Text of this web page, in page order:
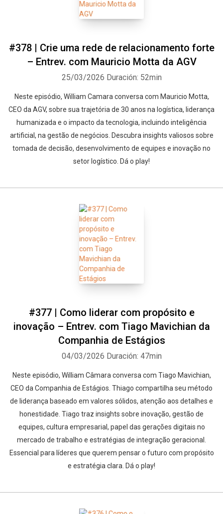
#378 | Crie uma rede de relacionamento forte
– Entrev. com Mauricio Motta da AGV
25/03/2026 Duración: 52min
Neste episódio, William Camara conversa com Mauricio Motta,
CEO da AGV, sobre sua trajetória de 30 anos na logística, liderança
humanizada e o impacto da tecnologia, incluindo inteligência
artificial, na gestão de negócios. Descubra insights valiosos sobre
tomada de decisão, desenvolvimento de equipes e inovação no
setor logístico. Dá o play!
#377 | Como liderar com propósito e
inovação – Entrev. com Tiago Mavichian da
Companhia de Estágios
04/03/2026 Duración: 47min
Neste episódio, William Câmara conversa com Tiago Mavichian,
CEO da Companhia de Estágios. Thiago compartilha seu método
de liderança baseado em valores sólidos, atenção aos detalhes e
honestidade. Tiago traz insights sobre inovação, gestão de
equipes, cultura empresarial, papel das gerações digitais no
mercado de trabalho e estratégias de integração geracional.
Essencial para líderes que querem pensar o futuro com propósito
e estratégia clara. Dá o play!